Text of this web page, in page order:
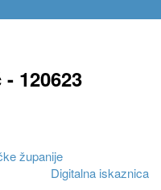
120623
županije
Digitalna iskaznica